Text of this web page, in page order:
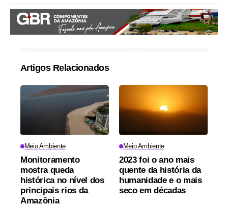
Artigos Relacionados
Meio Ambiente
Monitoramento
mostra queda
histórica no nível dos
principais rios da
Amazônia
Meio Ambiente
2023 foi o ano mais
quente da história da
humanidade e o mais
seco em décadas